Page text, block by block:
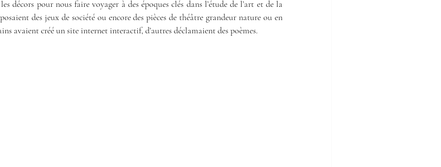
décors pour nous faire voyager à des époques clés dans l’étude de l’art et de la
des jeux de société ou encore des pièces de théâtre grandeur nature ou en
avaient créé un site internet interactif, d’autres déclamaient des poèmes.